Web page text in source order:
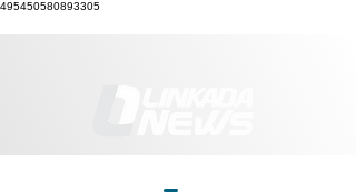
495450580893305